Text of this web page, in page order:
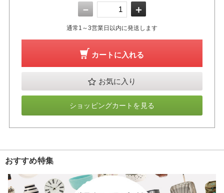
－ ＋
通常1～3営業日以内に発送します
カートに入れる
お気に入り
ショッピングカートを見る
おすすめ特集